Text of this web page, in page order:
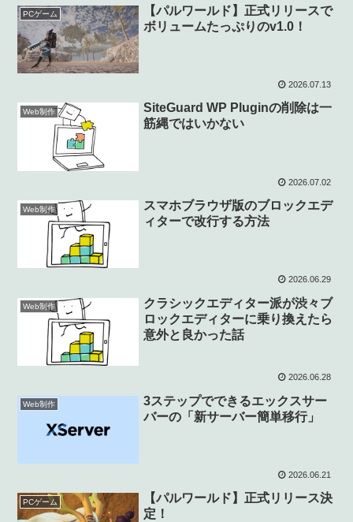
PCゲーム
【パルワールド】正式リリースで
ボリュームたっぷりのv1.0！
2026.07.13
Web制作
SiteGuard WP Pluginの削除は一
筋縄ではいかない
2026.07.02
Web制作
スマホブラウザ版のブロックエデ
ィターで改行する方法
2026.06.29
Web制作
クラシックエディター派が渋々ブ
ロックエディターに乗り換えたら
意外と良かった話
2026.06.28
Web制作
3ステップでできるエックスサー
バーの「新サーバー簡単移行」
2026.06.21
PCゲーム
【パルワールド】正式リリース決
定！